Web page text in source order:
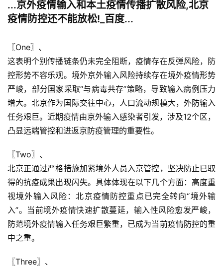
...京外疫情输入和本土疫情传播扩散风险,北京
疫情防控还不能放松!_百度...
〖One〗、
这表明个别传播链条仍未完全阻断，疫情存在反弹风险，防
控形势不容乐观。境外京外输入风险持续存在境外疫情形势
严峻，部分国家采取“与病毒共存”策略，导致输入病例压力
增大。北京作为国际交往中心，人口流动规模大，外防输入
任务艰巨。近期疫情由京外输入感染者引发，涉及12个区，
凸显远端管控和进返京防疫管理的重要性。
〖Two〗、
北京正通过严格措施加紧境外人员入京管控，坚决防止已取
得的抗疫成果出现闪失。具体体现在以下几个方面：高度重
视境外输入风险：北京疫情防控重点已完全转向“境外输
入”。当前境外疫情快速扩散蔓延，输入性风险愈发严峻，
防范境外疫情输入任务艰巨繁重，已成为当前疫情防控的重
中之重。
〖Three〗、